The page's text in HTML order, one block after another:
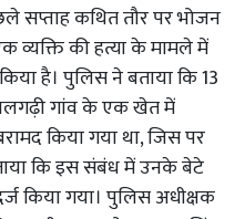
सप्ताह कथित तौर पर भोजन
व्यक्ति की हत्या के मामले में
है। पुलिस ने बताया कि 13
गांव के एक खेत में
किया गया था, जिस पर
कि इस संबंध में उनके बेटे
किया गया। पुलिस अधीक्षक